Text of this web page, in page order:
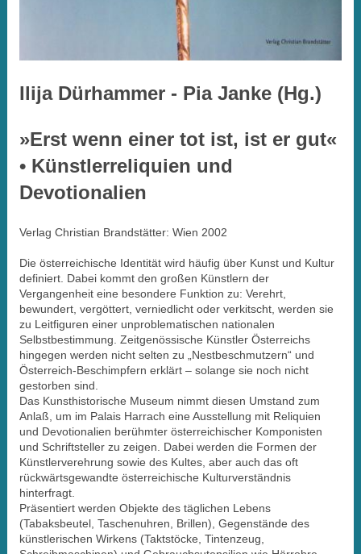
Ilija Dürhammer - Pia Janke (Hg.)
»Erst wenn einer tot ist, ist er gut«
• Künstlerreliquien und
Devotionalien
Verlag Christian Brandstätter: Wien 2002
Die österreichische Identität wird häufig über Kunst und Kultur
definiert. Dabei kommt den großen Künstlern der
Vergangenheit eine besondere Funktion zu: Verehrt,
bewundert, vergöttert, verniedlicht oder verkitscht, werden sie
zu Leitfiguren einer unproblematischen nationalen
Selbstbestimmung. Zeitgenössische Künstler Österreichs
hingegen werden nicht selten zu „Nestbeschmutzern“ und
Österreich-Beschimpfern erklärt – solange sie noch nicht
gestorben sind.
Das Kunsthistorische Museum nimmt diesen Umstand zum
Anlaß, um im Palais Harrach eine Ausstellung mit Reliquien
und Devotionalien berühmter österreichischer Komponisten
und Schriftsteller zu zeigen. Dabei werden die Formen der
Künstlerverehrung sowie des Kultes, aber auch das oft
rückwärtsgewandte österreichische Kulturverständnis
hinterfragt.
Präsentiert werden Objekte des täglichen Lebens
(Tabaksbeutel, Taschenuhren, Brillen), Gegenstände des
künstlerischen Wirkens (Taktstöcke, Tintenzeug,